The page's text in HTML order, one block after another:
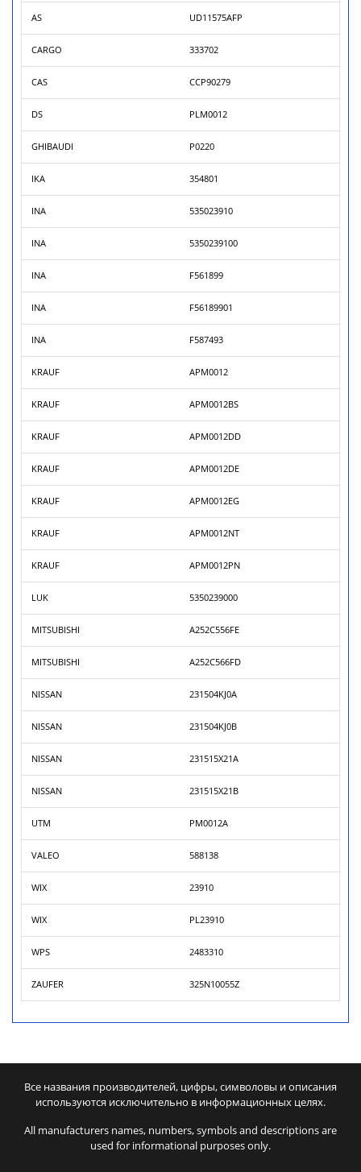
AS UD11575AFP
CARGO 333702
CAS CCP90279
DS PLM0012
GHIBAUDI P0220
IKA 354801
INA 535023910
INA 5350239100
INA F561899
INA F56189901
INA F587493
KRAUF APM0012
KRAUF APM0012BS
KRAUF APM0012DD
KRAUF APM0012DE
KRAUF APM0012EG
KRAUF APM0012NT
KRAUF APM0012PN
LUK 5350239000
MITSUBISHI A252C556FE
MITSUBISHI A252C566FD
NISSAN 231504KJ0A
NISSAN 231504KJ0B
NISSAN 231515X21A
NISSAN 231515X21B
UTM PM0012A
VALEO 588138
WIX 23910
WIX PL23910
WPS 2483310
ZAUFER 325N10055Z
Все названия производителей, цифры, символовы и описания
используются исключительно в информационных целях.
All manufacturers names, numbers, symbols and descriptions are
used for informational purposes only.